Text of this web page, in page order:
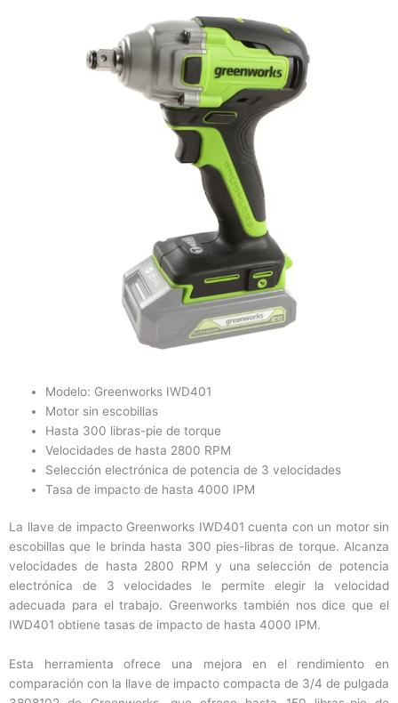
Modelo: Greenworks IWD401
Motor sin escobillas
Hasta 300 libras-pie de torque
Velocidades de hasta 2800 RPM
Selección electrónica de potencia de 3 velocidades
Tasa de impacto de hasta 4000 IPM
La llave de impacto Greenworks IWD401 cuenta con un motor sin
escobillas que le brinda hasta 300 pies-libras de torque. Alcanza
velocidades de hasta 2800 RPM y una selección de potencia
electrónica de 3 velocidades le permite elegir la velocidad
adecuada para el trabajo. Greenworks también nos dice que el
IWD401 obtiene tasas de impacto de hasta 4000 IPM.
Esta herramienta ofrece una mejora en el rendimiento en
comparación con la llave de impacto compacta de 3/4 de pulgada